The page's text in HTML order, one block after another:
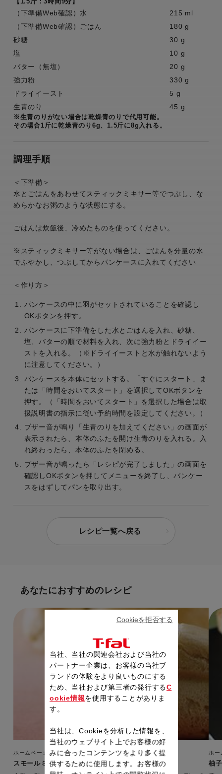
（下準備Web確認）水
215 ml
（下準備Web確認）ごはん
180 g
砂糖
30 g
塩
10 g
バター（無塩）
20 g
強力粉
330 g
ドライイースト
5 g
生青のり
45 g
※生青のりがない場合は乾燥青のりで代用可能。
その場合1斤に乾燥青のり6g、1.5斤に8g入れる。
調理手順
＜下準備＞
水とごはんをあわせてスティックミキサー等でつぶし、な
めらかなお粥のような状態にする。
ごはんは炊飯後、冷めたものを使ってください。
※スティックミキサー等がない場合は、ごはんを分量の水
でふやかし、つぶしてからパンケースに入れてください
＜作り方＞
パンケースの中に羽がセットされていることを確認し
OKボタンを押す。
パンケースに下準備をした水とごはんを入れ、砂糖、
塩、バターの順で材料を入れ、次に強力粉とドライイー
ストを入れる。（※ドライイーストと水が触れないよう
に注意してください。）
パンケースを本体にセットする。「すぐにスタート」ま
たは「時間をおいてスタート」を選択してOKボタンを
押す。（「時間をおいてスタート」を選択した場合は取
扱説明書の指示に従い予約時間を設定してください。）
ブザー音が鳴り「生青のりを加えてください」の画面が
表示されたら、本体のふたを開け生青のりを入れる。入
れ終わったら、本体のふたを閉める。
ブザー音が鳴ったら「レシピが完了しました」の画面を
確認しOKボタンを押してメニューを終了し、パンケー
スをはずしてパンを取り出す。
レシピ一覧へ戻る
あなたにおすすめのレシピ
ホームベーカリー（マイブレッド）
スモールミルキーバンズ
ホー
柚
当社、当社の関連会社および当社の
パートナー企業は、お客様の当社ブ
ランドの体験をより良いものにする
ため、当社および第三者の発行するC
ookie情報を使用することがありま
す。
当社は、Cookieを分析した情報を、
当社のウェブサイト上でお客様の好
みに合ったコンテンツをより多く提
供するために使用します。お客様の
Cookieを拒否する